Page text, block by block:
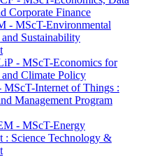
Corporate Finance
- MScT-Environmental
Sustainability
- MScT-Economics for
and Climate Policy
Internet of Things :
Management Program
- MScT-Energy
: Science Technology &